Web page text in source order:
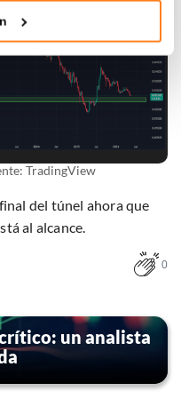
te geven om deze
het maken van
verwerken
U kunt uw privacy-
de pagina. Voor meer
.
TradingView
del túnel ahora que
al alcance.
0
un analista